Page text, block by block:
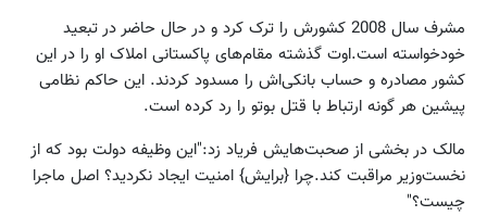
مشرف سال 2008 کشورش را ترک کرد و در حال حاضر در تبعید
خودخواسته است.اوت گذشته مقام‌های پاکستانی املاک او را در این
کشور مصادره و حساب بانکی‌اش را مسدود کردند. این حاکم نظامی
پیشین هر گونه ارتباط با قتل بوتو را رد کرده است.
مالک در بخشی از صحبت‌هایش فریاد زد:"این وظیفه دولت بود که از
نخست‌وزیر مراقبت کند.چرا {برایش} امنیت ایجاد نکردید؟ اصل ماجرا
چیست؟"